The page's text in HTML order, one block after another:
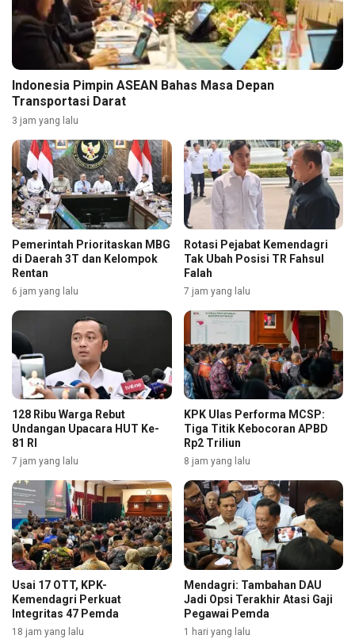
Indonesia Pimpin ASEAN Bahas Masa Depan
Transportasi Darat
3 jam yang lalu
Pemerintah Prioritaskan MBG
di Daerah 3T dan Kelompok
Rentan
6 jam yang lalu
Rotasi Pejabat Kemendagri
Tak Ubah Posisi TR Fahsul
Falah
7 jam yang lalu
128 Ribu Warga Rebut
Undangan Upacara HUT Ke-
81 RI
7 jam yang lalu
KPK Ulas Performa MCSP:
Tiga Titik Kebocoran APBD
Rp2 Triliun
8 jam yang lalu
Usai 17 OTT, KPK-
Kemendagri Perkuat
Integritas 47 Pemda
18 jam yang lalu
Mendagri: Tambahan DAU
Jadi Opsi Terakhir Atasi Gaji
Pegawai Pemda
1 hari yang lalu